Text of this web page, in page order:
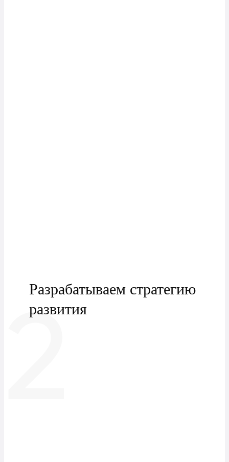
2
Разрабатываем стратегию
развития